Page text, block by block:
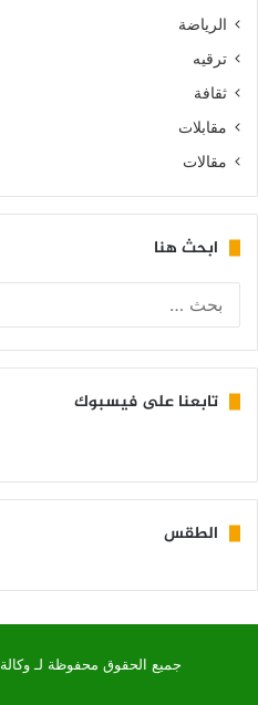
الرياضة
ترقيه
ثقافة
مقابلات
مقالات
ابحث هنا
تابعنا على فيسبوك
الطقس
جميع الحقوق محفوظة لـ وكالة